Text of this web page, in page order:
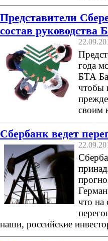
Представители
состав руководства
года
БТА
чтобы
своим
Сбербанк ведет
что на
наши, российские